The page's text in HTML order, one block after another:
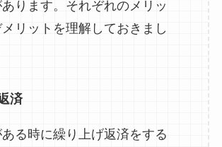
ります。それぞれのメリッ
メリットを理解しておきまし
済
る時に繰り上げ返済をする